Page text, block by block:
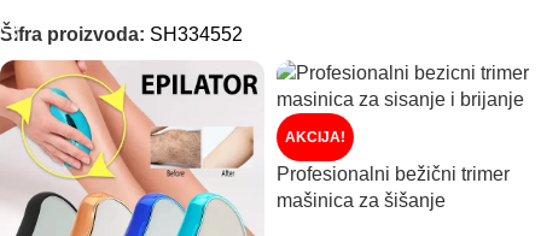
Šifra proizvoda: SH334552
AKCIJA!
Profesionalni bežični trimer
mašinica za šišanje